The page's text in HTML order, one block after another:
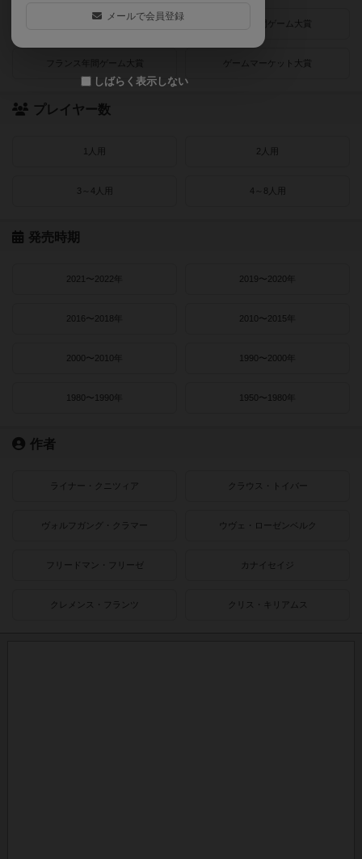
ドイツゲーム大賞 ドイツ年間ゲーム大賞
フランス年間ゲーム大賞 ゲームマーケット大賞
プレイヤー数
1人用 2人用
3～4人用 4～8人用
発売時期
2021〜2022年 2019〜2020年
2016〜2018年 2010〜2015年
2000〜2010年 1990〜2000年
1980〜1990年 1950〜1980年
作者
ライナー・クニツィア クラウス・トイバー
ヴォルフガング・クラマー ウヴェ・ローゼンベルク
フリードマン・フリーゼ カナイセイジ
クレメンス・フランツ クリス・キリアムス
メールで会員登録
しばらく表示しない